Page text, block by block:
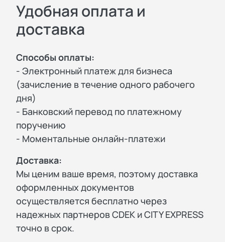
Удобная оплата и
доставка
Способы оплаты:
- Электронный платеж для бизнеса
(зачисление в течение одного рабочего
дня)
- Банковский перевод по платежному
поручению
- Моментальные онлайн-платежи
Доставка:
Мы ценим ваше время, поэтому доставка
оформленных документов
осуществляется бесплатно через
надежных партнеров CDEK и CITY EXPRESS
точно в срок.